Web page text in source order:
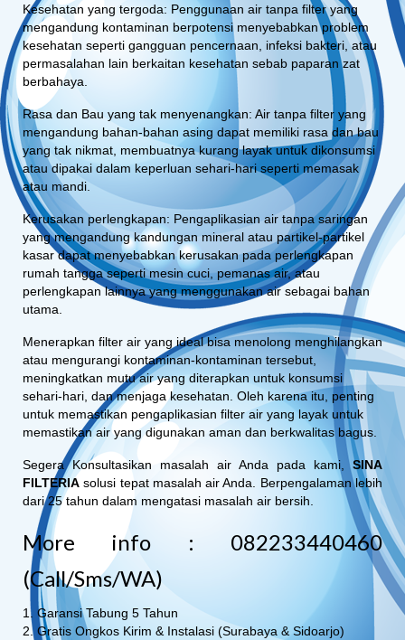
Kesehatan yang tergoda: Penggunaan air tanpa filter yang
mengandung kontaminan berpotensi menyebabkan problem
kesehatan seperti gangguan pencernaan, infeksi bakteri, atau
permasalahan lain berkaitan kesehatan sebab paparan zat
berbahaya.
Rasa dan Bau yang tak menyenangkan: Air tanpa filter yang
mengandung bahan-bahan asing dapat memiliki rasa dan bau
yang tak nikmat, membuatnya kurang layak untuk dikonsumsi
atau dipakai dalam keperluan sehari-hari seperti memasak
atau mandi.
Kerusakan perlengkapan: Pengaplikasian air tanpa saringan
yang mengandung kandungan mineral atau partikel-partikel
kasar dapat menyebabkan kerusakan pada perlengkapan
rumah tangga seperti mesin cuci, pemanas air, atau
perlengkapan lainnya yang menggunakan air sebagai bahan
utama.
Menerapkan filter air yang ideal bisa menolong menghilangkan
atau mengurangi kontaminan-kontaminan tersebut,
meningkatkan mutu air yang diterapkan untuk konsumsi
sehari-hari, dan menjaga kesehatan. Oleh karena itu, penting
untuk memastikan pengaplikasian filter air yang layak untuk
memastikan air yang digunakan aman dan berkwalitas bagus.
Segera Konsultasikan masalah air Anda pada kami,SINA
FILTERIA solusi tepat masalah air Anda. Berpengalaman lebih
dari 25 tahun dalam mengatasi masalah air bersih.
More info : 082233440460
(Call/Sms/WA)
1. Garansi Tabung 5 Tahun
2. Gratis Ongkos Kirim & Instalasi (Surabaya & Sidoarjo)